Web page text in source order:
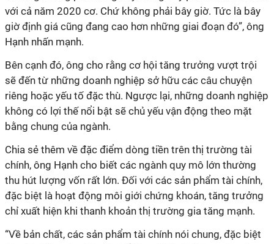
với cả năm 2020 cơ. Chứ không phải bây giờ. Tức là bây
giờ định giá cũng đang cao hơn những giai đoạn đó”, ông
Hạnh nhấn mạnh.
Bên cạnh đó, ông cho rằng cơ hội tăng trưởng vượt trội
sẽ đến từ những doanh nghiệp sở hữu các câu chuyện
riêng hoặc yếu tố đặc thù. Ngược lại, những doanh nghiệp
không có lợi thế nổi bật sẽ chủ yếu vận động theo mặt
bằng chung của ngành.
Chia sẻ thêm về đặc điểm dòng tiền trên thị trường tài
chính, ông Hạnh cho biết các ngành quy mô lớn thường
thu hút lượng vốn rất lớn. Đối với các sản phẩm tài chính,
đặc biệt là hoạt động môi giới chứng khoán, tăng trưởng
chỉ xuất hiện khi thanh khoản thị trường gia tăng mạnh.
“Về bản chất, các sản phẩm tài chính nói chung, đặc biệt